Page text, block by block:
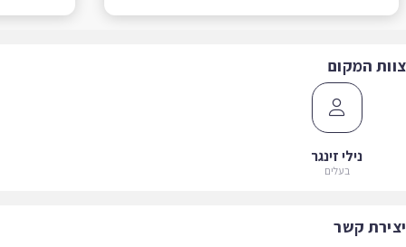
המקום
נילי זינגר
בעלים
קשר